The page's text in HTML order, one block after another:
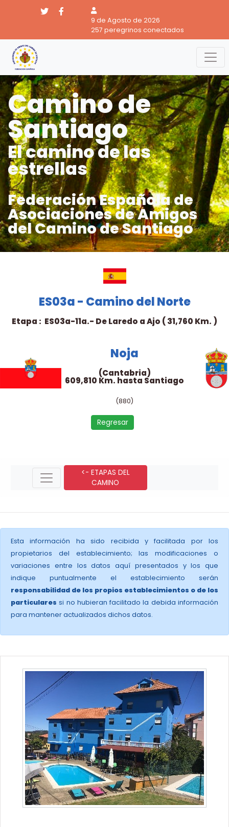
9 de Agosto de 2026
257 peregrinos conectados
Camino de
Santiago
El camino de las
estrellas
Federación Española de
Asociaciones de Amigos
del Camino de Santiago
ES03a - Camino del Norte
Etapa : ES03a-11a.- De Laredo a Ajo ( 31,760 Km. )
Noja
(Cantabria)
609,810 Km. hasta Santiago
(880)
Regresar
<- ETAPAS DEL
CAMINO
Esta información ha sido recibida y facilitada por los
propietarios del establecimiento; las modificaciones o
variaciones entre los datos aquí presentados y los que
indique puntualmente el establecimiento serán
responsabilidad de los propios establecimientos o de los
particulares si no hubieran facilitado la debida información
para mantener actualizados dichos datos.